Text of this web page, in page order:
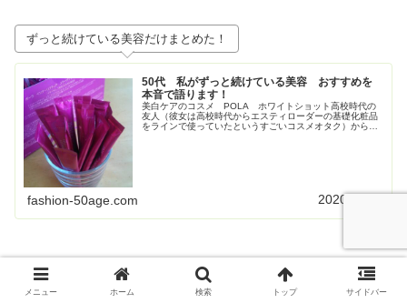
ずっと続けている美容だけまとめた！
50代 私がずっと続けている美容 おすすめを
本音で語ります！
美白ケアのコスメ POLA ホワイトショット高校時代の
友人（彼女は高校時代からエスティローダーの基礎化粧品
をラインで使っていたというすごいコスメオタク）からす
fashion-50age.com 2020.04.22
メニュー ホーム 検索 トップ サイドバー